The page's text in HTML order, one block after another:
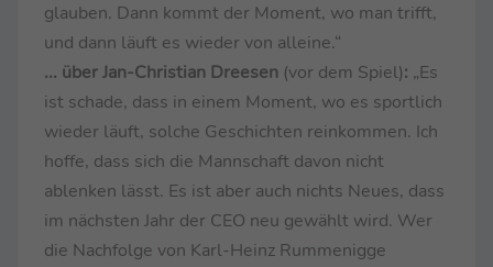
glauben. Dann kommt der Moment, wo man trifft,
und dann läuft es wieder von alleine.“
... über Jan-Christian Dreesen (vor dem Spiel): „Es
ist schade, dass in einem Moment, wo es sportlich
wieder läuft, solche Geschichten reinkommen. Ich
hoffe, dass sich die Mannschaft davon nicht
ablenken lässt. Es ist aber auch nichts Neues, dass
im nächsten Jahr der CEO neu gewählt wird. Wer
die Nachfolge von Karl-Heinz Rummenigge